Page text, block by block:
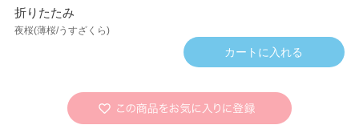
折りたたみ
夜桜(薄桜/うすざくら)